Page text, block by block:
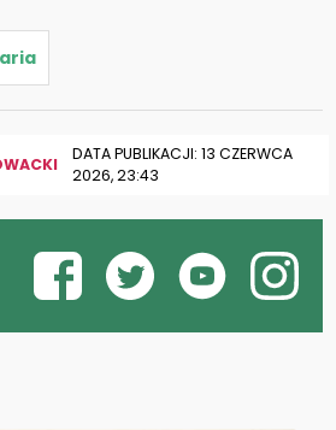
DATA PUBLIKACJI: 13 CZERWCA
2026, 23:43